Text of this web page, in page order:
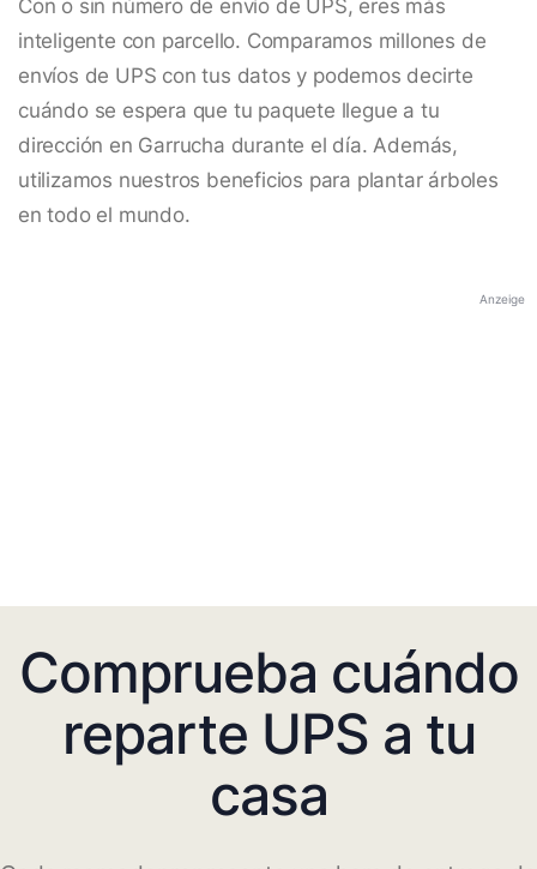
Con o sin número de envío de UPS, eres más
inteligente con parcello. Comparamos millones de
envíos de UPS con tus datos y podemos decirte
cuándo se espera que tu paquete llegue a tu
dirección en Garrucha durante el día. Además,
utilizamos nuestros beneficios para plantar árboles
en todo el mundo.
Anzeige
Comprueba cuándo
reparte UPS a tu
casa